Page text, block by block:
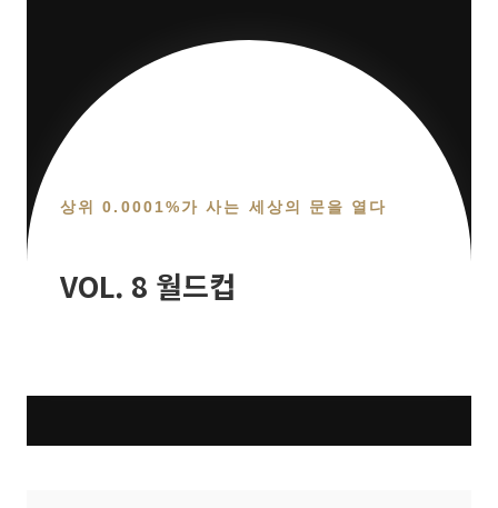
상위 0.0001%가 사는 세상의 문을 열다
VOL. 8 월드컵